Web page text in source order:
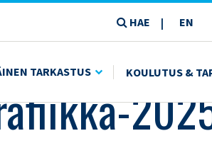
HAE | EN
TARKASTUS KOULUTUS &